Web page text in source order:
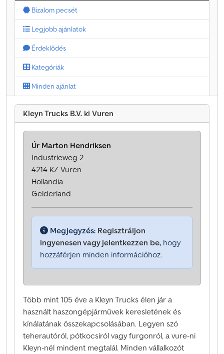
Bizalom pecsét
Legjobb ajánlatok
Érdeklődés
Kategóriák
Minden ajánlat
Kleyn Trucks B.V. ki Vuren
Több mint 105 éve a Kleyn Trucks élen jár a
használt haszongépjárművek keresletének és
kínálatának összekapcsolásában. Legyen szó
teherautóról, pótkocsiról vagy furgonról, a vure-ni
Kleyn-nél mindent megtalál. Minden vállalkozót
Úr Marton Hendriksen
Industrieweg 2
4214 KZ Vuren
Hollandia
Gelderland
Megjegyzés: Regisztráljon
ingyenesen vagy jelentkezzen be, hogy
hozzáférjen minden információhoz.